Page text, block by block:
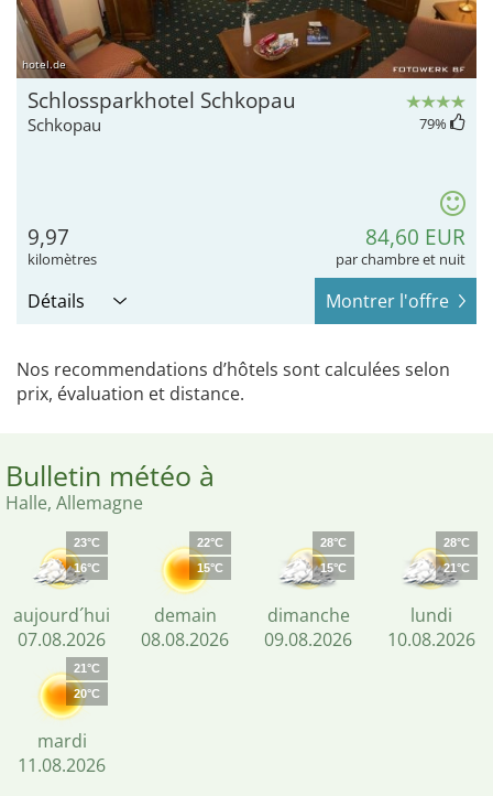
hotel.de
Schlossparkhotel Schkopau
Schkopau 79%
9,97
kilomètres
84,60 EUR
par chambre et nuit
Détails Montrer l'offre
Nos recommendations d’hôtels sont calculées selon
prix, évaluation et distance.
Bulletin météo à
Halle, Allemagne
23°C
16°C
aujourd´hui
07.08.2026
22°C
15°C
demain
08.08.2026
28°C
15°C
dimanche
09.08.2026
28°C
21°C
lundi
10.08.2026
21°C
20°C
mardi
11.08.2026